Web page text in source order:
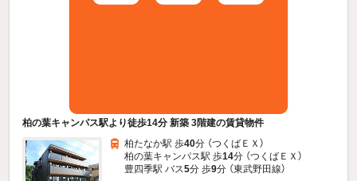
柏の葉キャンパス駅より徒歩14分 新築 3階建の賃貸物件
柏たなか駅 歩40分 （つくばＥＸ）
柏の葉キャンパス駅 歩14分 （つくばＥＸ）
豊四季駅 バス5分 歩9分 （東武野田線）